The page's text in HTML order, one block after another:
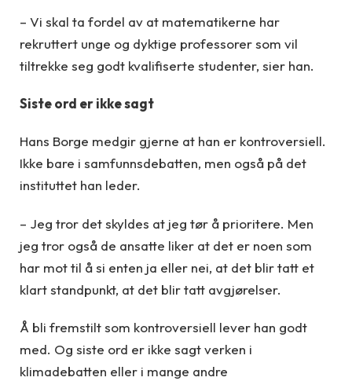
– Vi skal ta fordel av at matematikerne har
rekruttert unge og dyktige professorer som vil
tiltrekke seg godt kvalifiserte studenter, sier han.
Siste ord er ikke sagt
Hans Borge medgir gjerne at han er kontroversiell.
Ikke bare i samfunnsdebatten, men også på det
instituttet han leder.
– Jeg tror det skyldes at jeg tør å prioritere. Men
jeg tror også de ansatte liker at det er noen som
har mot til å si enten ja eller nei, at det blir tatt et
klart standpunkt, at det blir tatt avgjørelser.
Å bli fremstilt som kontroversiell lever han godt
med. Og siste ord er ikke sagt verken i
klimadebatten eller i mange andre